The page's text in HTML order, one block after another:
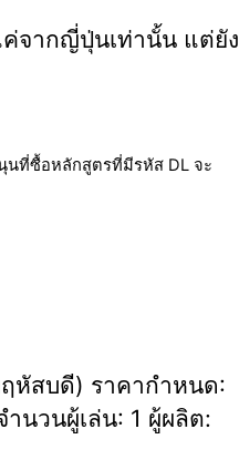
จากญี่ปุ่นเท่านั้น แต่ยัง
นที่ซื้อหลักสูตรที่มีรหัส DL จะ
หัสบดี) ราคากำหนด:
นวนผู้เล่น: 1 ผู้ผลิต: